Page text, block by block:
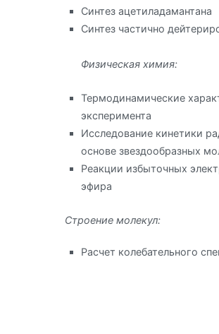
Синтез ацетиладамантана
Синтез частично
Физическая химия:
Термодинамические
эксперимента
Исследование кинетики
основе звездообразных
Реакции избыточных
эфира
Строение молекул:
Расчет колебательного